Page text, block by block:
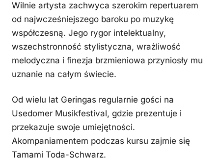
Wilnie artysta zachwyca szerokim repertuarem
od najwcześniejszego baroku po muzykę
współczesną. Jego rygor intelektualny,
wszechstronność stylistyczna, wrażliwość
melodyczna i finezja brzmieniowa przyniosły mu
uznanie na całym świecie.
Od wielu lat Geringas regularnie gości na
Usedomer Musikfestival, gdzie prezentuje i
przekazuje swoje umiejętności.
Akompaniamentem podczas kursu zajmie się
Tamami Toda-Schwarz.